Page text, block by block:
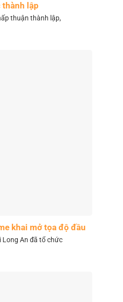
thành lập
thuận thành lập,
khai mở tọa độ đầu
An đã tổ chức